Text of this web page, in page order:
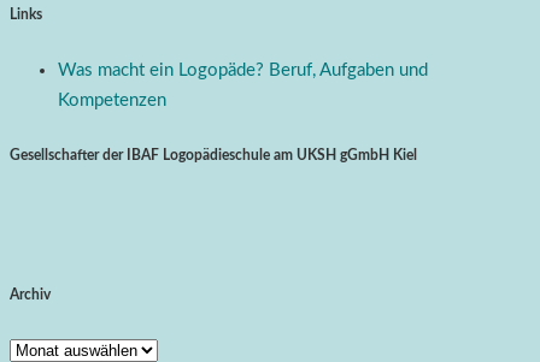
Links
Was macht ein Logopäde? Beruf, Aufgaben und
Kompetenzen
Gesellschafter der IBAF Logopädieschule am UKSH gGmbH Kiel
Archiv
Archiv